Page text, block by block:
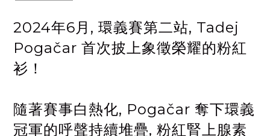
2024年6月, 環義賽第二站, Tadej
Pogačar 首次披上象徵榮耀的粉紅
衫！
隨著賽事白熱化, Pogačar 奪下環義
冠軍的呼聲持續堆疊, 粉紅腎上腺素